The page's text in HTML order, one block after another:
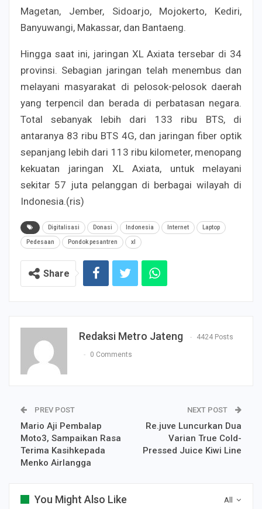
Magetan, Jember, Sidoarjo, Mojokerto, Kediri,
Banyuwangi, Makassar, dan Bantaeng.
Hingga saat ini, jaringan XL Axiata tersebar di 34
provinsi. Sebagian jaringan telah menembus dan
melayani masyarakat di pelosok-pelosok daerah
yang terpencil dan berada di perbatasan negara.
Total sebanyak lebih dari 133 ribu BTS, di
antaranya 83 ribu BTS 4G, dan jaringan fiber optik
sepanjang lebih dari 113 ribu kilometer, menopang
kekuatan jaringan XL Axiata, untuk melayani
sekitar 57 juta pelanggan di berbagai wilayah di
Indonesia.(ris)
Digitalisasi Donasi Indonesia Internet Laptop
Pedesaan Pondok pesantren xl
Share
Redaksi Metro Jateng 4424 Posts
0 Comments
PREV POST
Mario Aji Pembalap
Moto3, Sampaikan Rasa
Terima Kasihkepada
Menko Airlangga
NEXT POST
Re.juve Luncurkan Dua
Varian True Cold-
Pressed Juice Kiwi Line
All
You Might Also Like